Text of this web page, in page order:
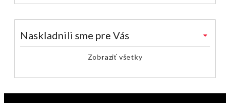
Naskladnili sme pre Vás
Zobraziť všetky